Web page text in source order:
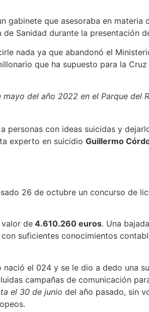
gabinete que asesoraba en materia
Sanidad durante la presentación
nada ya que abandonó el
que ha supuesto para la
del año 2022 en el Parque del
con ideas suicidas y
experto en suicidio Guillermo
26 de octubre un concurso de
de 4.610.260 euros. Una
suficientes conocimientos
el 024 y se le dio a dedo una
campañas de comunicación
el 30 de junio del año pasado, sin